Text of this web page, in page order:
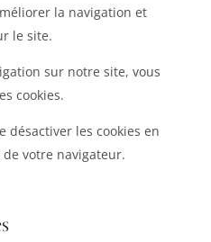
la navigation et
le site.
sur notre site, vous
cookies.
désactiver les cookies en
votre navigateur.